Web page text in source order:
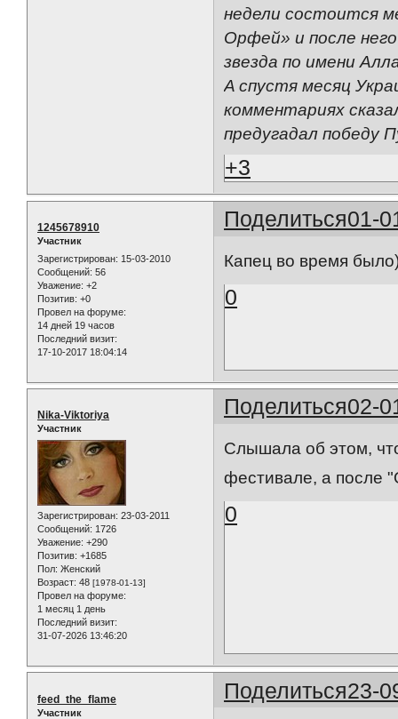
недели состоится
Орфей» и после
звезда по имени
A cпустя месяц
комментариях
предугадал победу
+3
Поделиться01-
1245678910
Участник
Зарегистрирован: 15-03-2010
Сообщений: 56
Уважение: +2
Позитив: +0
Провел на форуме:
14 дней 19 часов
Последний визит:
17-10-2017 18:04:14
Капец во время
0
Поделиться02-
Nika-Viktoriya
Участник
Зарегистрирован: 23-03-2011
Сообщений: 1726
Уважение: +290
Позитив: +1685
Пол: Женский
Возраст: 48 [1978-01-13]
Провел на форуме:
1 месяц 1 день
Последний визит:
31-07-2026 13:46:20
Слышала об этом,
фестивале, а после
0
Поделиться23-
feed_the_flame
Участник